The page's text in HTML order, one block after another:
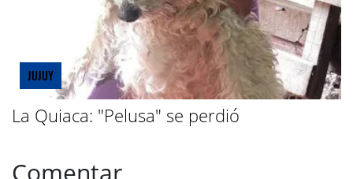
JUJUY
La Quiaca: "Pelusa" se perdió
Comentar